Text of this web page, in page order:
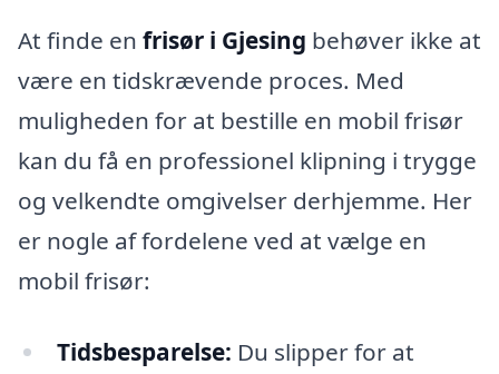
At finde en frisør i Gjesing behøver ikke at
være en tidskrævende proces. Med
muligheden for at bestille en mobil frisør
kan du få en professionel klipning i trygge
og velkendte omgivelser derhjemme. Her
er nogle af fordelene ved at vælge en
mobil frisør:
Tidsbesparelse: Du slipper for at